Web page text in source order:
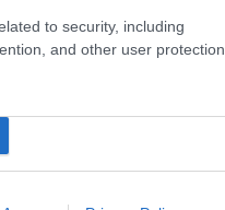
to security, including
and other user protection.
megtesz,
az komolyan